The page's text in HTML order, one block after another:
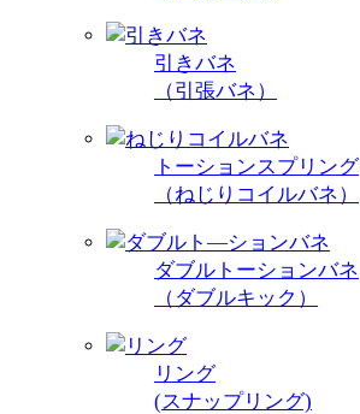
引きバネ
（引張バネ）
トーションスプリング
（ねじりコイルバネ）
ダブルトーションバネ
（ダブルキック）
リング
(スナップリング)